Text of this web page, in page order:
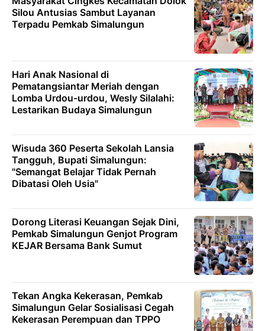
Silou Antusias Sambut Layanan
Terpadu Pemkab Simalungun
Hari Anak Nasional di
Pematangsiantar Meriah dengan
Lomba Urdou-urdou, Wesly Silalahi:
Lestarikan Budaya Simalungun
Wisuda 360 Peserta Sekolah Lansia
Tangguh, Bupati Simalungun:
"Semangat Belajar Tidak Pernah
Dibatasi Oleh Usia"
Dorong Literasi Keuangan Sejak Dini,
Pemkab Simalungun Genjot Program
KEJAR Bersama Bank Sumut
Tekan Angka Kekerasan, Pemkab
Simalungun Gelar Sosialisasi Cegah
Kekerasan Perempuan dan TPPO